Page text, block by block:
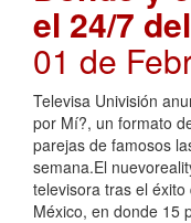
el 24/7
01 de
Televisa Univisión
por Mí?, un formato
parejas de famosos
semana.El
televisora tras el
México, en donde 15